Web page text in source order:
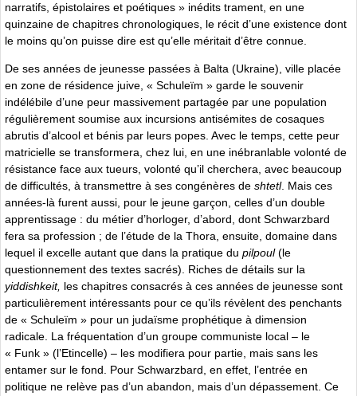
narratifs, épistolaires et poétiques » inédits trament, en une
quinzaine de chapitres chronologiques, le récit d’une existence dont
le moins qu’on puisse dire est qu’elle méritait d’être connue.
De ses années de jeunesse passées à Balta (Ukraine), ville placée
en zone de résidence juive, « Schuleïm » garde le souvenir
indélébile d’une peur massivement partagée par une population
régulièrement soumise aux incursions antisémites de cosaques
abrutis d’alcool et bénis par leurs popes. Avec le temps, cette peur
matricielle se transformera, chez lui, en une inébranlable volonté de
résistance face aux tueurs, volonté qu’il cherchera, avec beaucoup
de difficultés, à transmettre à ses congénères de shtetl. Mais ces
années-là furent aussi, pour le jeune garçon, celles d’un double
apprentissage : du métier d’horloger, d’abord, dont Schwarzbard
fera sa profession ; de l’étude de la Thora, ensuite, domaine dans
lequel il excelle autant que dans la pratique du pilpoul(le
questionnement des textes sacrés). Riches de détails sur la
yiddishkeit, les chapitres consacrés à ces années de jeunesse sont
particulièrement intéressants pour ce qu’ils révèlent des penchants
de « Schuleïm » pour un judaïsme prophétique à dimension
radicale. La fréquentation d’un groupe communiste local – le
« Funk » (l’Etincelle) – les modifiera pour partie, mais sans les
entamer sur le fond. Pour Schwarzbard, en effet, l’entrée en
politique ne relève pas d’un abandon, mais d’un dépassement. Ce